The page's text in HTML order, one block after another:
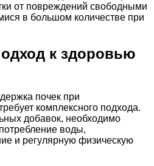
от повреждений свободными
в большом количестве при
к здоровью
почек при
комплексного подхода.
добавок, необходимо
воды,
и регулярную физическую